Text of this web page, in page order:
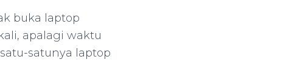
buka laptop
apalagi waktu
satunya laptop